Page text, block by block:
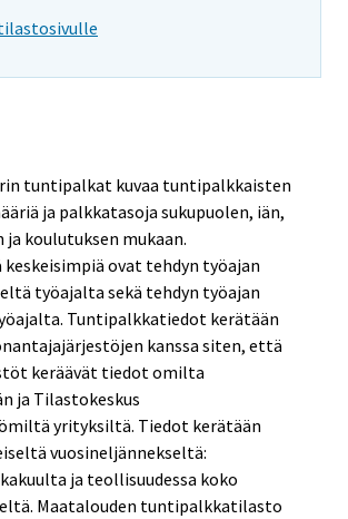
tuntipalkat kuvaa tuntipalkkaisten
ja palkkatasoja sukupuolen, iän,
koulutuksen mukaan.
ovat tehdyn työajan
työajalta sekä tehdyn työajan
Tuntipalkkatiedot kerätään
kanssa siten, että
keräävät tiedot omilta
ja Tilastokeskus
yrityksiltä. Tiedot kerätään
vuosineljännekseltä:
ja teollisuudessa koko
Maatalouden tuntipalkkatilasto